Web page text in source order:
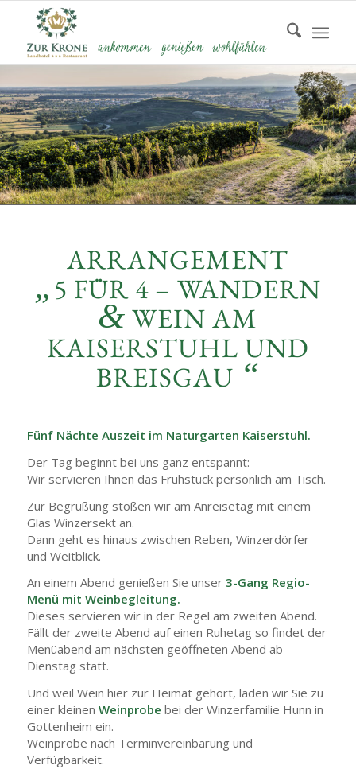
ARRANGEMENT
„ 5 FÜR 4 – WANDERN
& WEIN AM
KAISERSTUHL UND
BREISGAU “
Fünf Nächte Auszeit im Naturgarten Kaiserstuhl.
Der Tag beginnt bei uns ganz entspannt:
Wir servieren Ihnen das Frühstück persönlich am Tisch.
Zur Begrüßung stoßen wir am Anreisetag mit einem
Glas Winzersekt an.
Dann geht es hinaus zwischen Reben, Winzerdörfer
und Weitblick.
An einem Abend genießen Sie unser 3-Gang Regio-
Menü mit Weinbegleitung.
Dieses servieren wir in der Regel am zweiten Abend.
Fällt der zweite Abend auf einen Ruhetag so findet der
Menüabend am nächsten geöffneten Abend ab
Dienstag statt.
Und weil Wein hier zur Heimat gehört, laden wir Sie zu
einer kleinen Weinprobe bei der Winzerfamilie Hunn in
Gottenheim ein.
Weinprobe nach Terminvereinbarung und
Verfügbarkeit.